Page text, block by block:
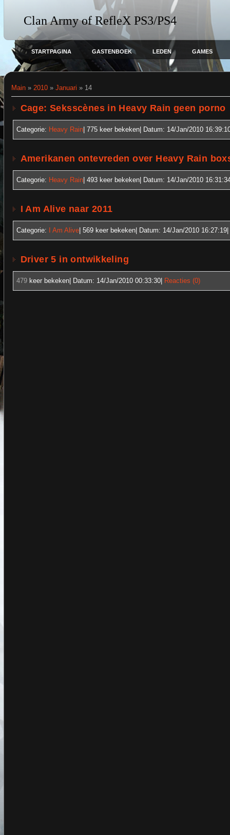
Clan Army of RefleX PS3/PS4
STARTPAGINA GASTENBOEK LEDEN GAMES
Main» 2010 » Januari » 14
Cage: Seksscènes in Heavy Rain geen porno
Categorie: Heavy Rain| 775 keer bekeken| Datum: 14/Jan/2010
Amerikanen ontevreden over Heavy Rain
Categorie: Heavy Rain| 493 keer bekeken| Datum: 14/Jan/2010
I Am Alive naar 2011
Categorie: I Am Alive| 569 keer bekeken| Datum: 14/Jan/2010 16:27:19|
Driver 5 in ontwikkeling
479 keer bekeken| Datum: 14/Jan/2010 00:33:30| Reacties (0)